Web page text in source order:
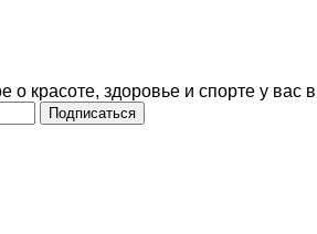
о красоте, здоровье и спорте у вас